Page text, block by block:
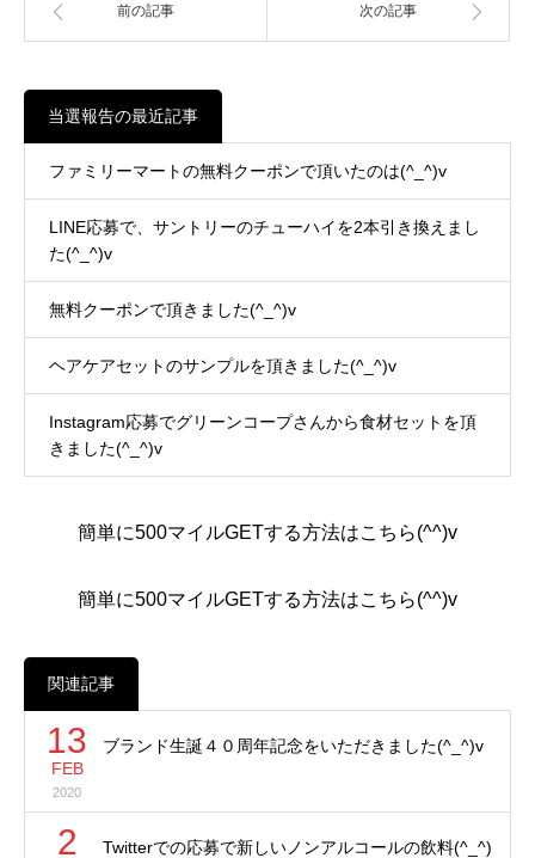
前の記事 次の記事
当選報告の最近記事
ファミリーマートの無料クーポンで頂いたのは(^_^)v
LINE応募で、サントリーのチューハイを2本引き換えまし
た(^_^)v
無料クーポンで頂きました(^_^)v
ヘアケアセットのサンプルを頂きました(^_^)v
Instagram応募でグリーンコープさんから食材セットを頂
きました(^_^)v
簡単に500マイルGETする方法はこちら(^^)v
簡単に500マイルGETする方法はこちら(^^)v
関連記事
13
FEB
2020
ブランド生誕４０周年記念をいただきました(^_^)v
2 Twitterでの応募で新しいノンアルコールの飲料(^_^)